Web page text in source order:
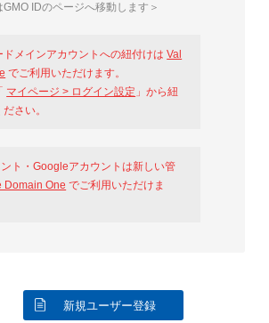
GMO IDのページへ移動します＞
ドメインアカウントへの紐付けはVal
でご利用いただけます。
マイページ > ログイン設定 」から紐
さい。
ト・Googleアカウントは新しい管
Domain One でご利用いただけま
新規ユーザー登録